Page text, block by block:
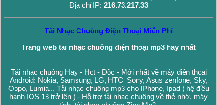
Địa chỉ IP: 216.73.217.33
Tải Nhạc Chuông Điện Thoại Miễn Phí
Trang web tải nhạc chuông điện thoại mp3 hay nhất
Tải nhạc chuông Hay - Hot - Độc - Mới nhất về máy điện thoại
Android: Nokia, Samsung, LG, HTC, Sony, Asus zenfone, Sky,
Oppo, Lumia... Tải nhạc chuông mp3 cho IPhone, Ipad ( hệ điều
hành IOS 13 trở lên ) - Hỗ trợ tải nhạc chuông về thẻ nhớ, máy